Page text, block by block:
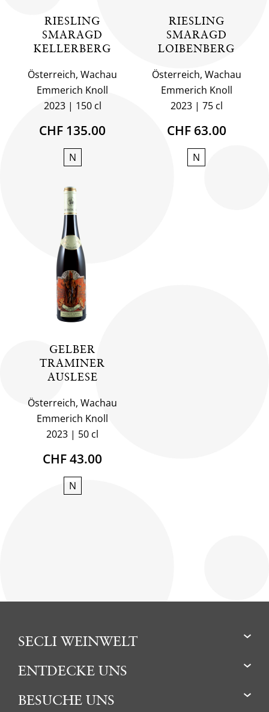
RIESLING
SMARAGD
KELLERBERG
Österreich, Wachau
Emmerich Knoll
2023
150 cl
CHF 135.00
N
RIESLING
SMARAGD
LOIBENBERG
Österreich, Wachau
Emmerich Knoll
2023
75 cl
CHF 63.00
N
GELBER
TRAMINER
AUSLESE
Österreich, Wachau
Emmerich Knoll
2023
50 cl
CHF 43.00
N
SECLI WEINWELT
ENTDECKE UNS
BESUCHE UNS